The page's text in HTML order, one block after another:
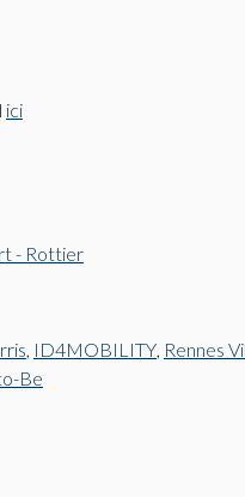
ici
- Rottier
, ID4MOBILITY, Rennes
Be